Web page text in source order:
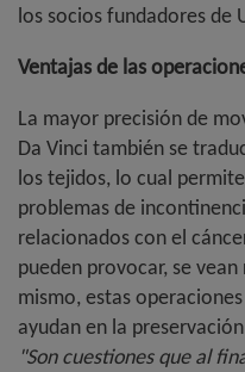
los socios fundadores de
Ventajas de las
La mayor precisión de
Da Vinci también se
los tejidos, lo cual
problemas de
relacionados con el
pueden provocar, se
mismo, estas
ayudan en la
"Son cuestiones que al